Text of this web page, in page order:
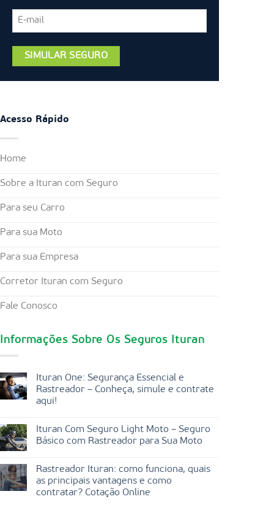
Acesso Rápido
Home
Sobre a Ituran com Seguro
Para seu Carro
Para sua Moto
Para sua Empresa
Corretor Ituran com Seguro
Fale Conosco
Informações Sobre Os Seguros Ituran
Ituran One: Segurança Essencial e
Rastreador – Conheça, simule e contrate
aqui!
Ituran Com Seguro Light Moto – Seguro
Básico com Rastreador para Sua Moto
Rastreador Ituran: como funciona, quais
as principais vantagens e como
contratar? Cotação Online